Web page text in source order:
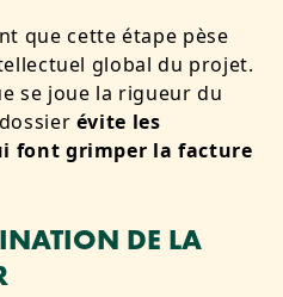
que cette étape pèse
global du projet.
se joue la rigueur du
évite les
font grimper la facture
DE LA